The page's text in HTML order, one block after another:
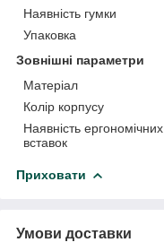
Наявність гумки
Упаковка
Зовнішні параметри
Матеріал
Колір корпусу
Наявність ергономічних
вставок
Приховати
Умови доставки